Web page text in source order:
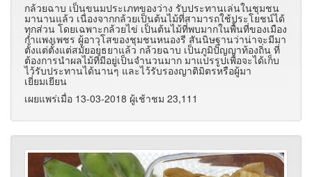
กล้วยฉาบ เป็นขนมประเภทของว่าง รับประทานเล่นในชุมชน
มานานแล้ว เนื่องจากกล้วยเป็นต้นไม้ที่สามารถใช้ประโยชน์ได้
ทุกส่วน โดยเฉพาะกล้วยไข่ เป็นต้นไม้ที่พบมากในพื้นที่ของเมือง
กำแพงเพชร ผู้อาวุโสของชุมชนหนองรี สันนิษฐานว่าน่าจะมีมา
ตั้งแต่ตั้งแต่สมัยอยุธยาแล้ว กล้วยฉาบ เป็นภูมิปัญญาท้องถิ่น ที่
ต้องการนำผลไม้ที่มีอยู่เป็นจำนวนมาก มาแปรรูปเพื่อจะได้เก็บ
ไว้รับประทานได้นานๆ และไว้รับรองญาติมิตรหรือผู้มา
เยี่ยมเยียน
เผยแพร่เมื่อ 13-03-2018 ผู้เช้าชม 23,111